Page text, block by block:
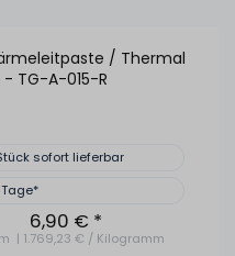
/ Thermal
TG-A-015-R
sofort lieferbar
Tage*
6,90 € *
| 1.769,23 € / Kilogramm